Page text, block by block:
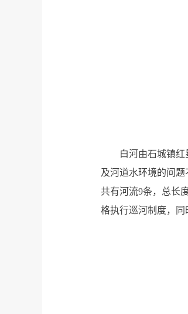
白河由石城镇
及河道水环境的问
共有河流9条，总长
格执行巡河制度，同